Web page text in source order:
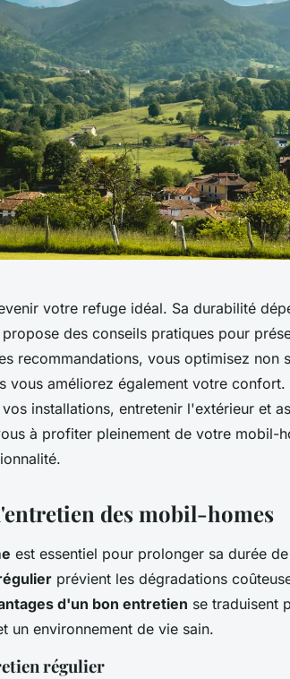
votre refuge idéal. Sa durabilité
des conseils pratiques pour
recommandations, vous optimisez non
vous améliorez également votre
installations, entretenir l'extérieur et
à profiter pleinement de votre mobil-
des mobil-homes
est essentiel pour prolonger sa durée
prévient les dégradations
d'un bon entretien se traduisent
un environnement de vie sain.
régulier